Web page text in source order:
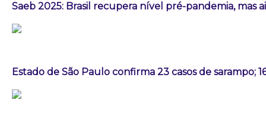
Saeb 2025: Brasil recupera nível pré-pandemia, mas
Estado de São Paulo confirma 23 casos de sarampo;